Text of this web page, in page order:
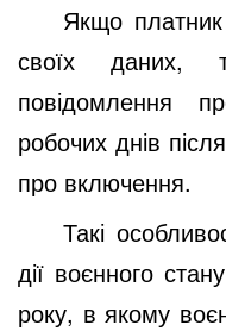
Якщо
своїх даних,
повідомлення
робочих днів
про включення.
Такі
дії воєнного
року, в якому